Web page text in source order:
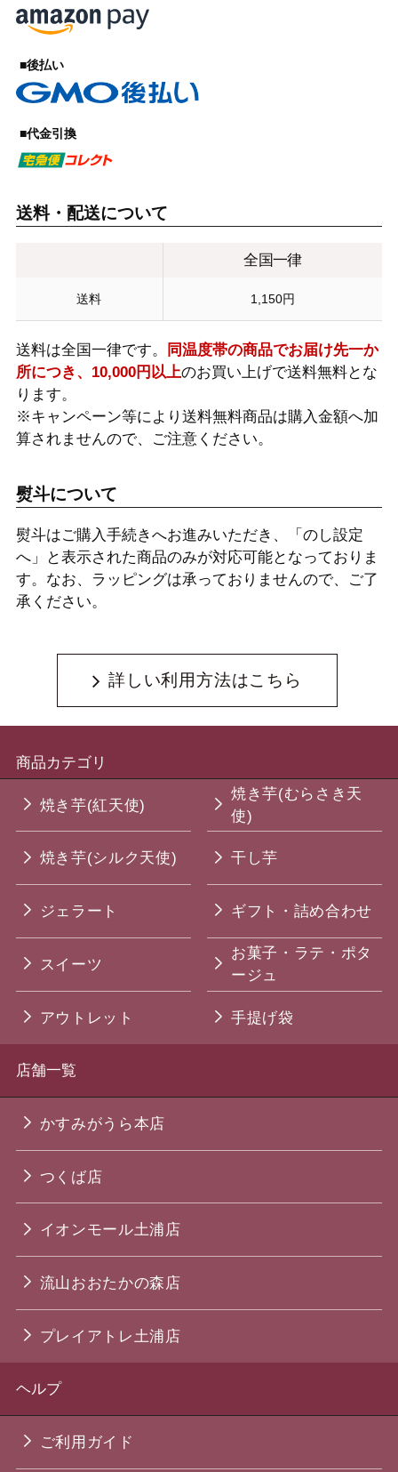
■後払い
■代金引換
送料・配送について
全国一律
送料 1,150円
送料は全国一律です。
同温度帯の商品でお届け先一か
所につき、10,000円以上のお買い上げで送料無料とな
ります。
※キャンペーン等により送料無料商品は購入金額へ加
算されませんので、ご注意ください。
熨斗について
熨斗はご購入手続きへお進みいただき、「のし設定
へ」と表示された商品のみが対応可能となっておりま
す。なお、ラッピングは承っておりませんので、ご了
承ください。
詳しい利用方法はこちら
商品カテゴリ
焼き芋(紅天使)
焼き芋(むらさき天
使)
焼き芋(シルク天使) 干し芋
ジェラート ギフト・詰め合わせ
スイーツ
お菓子・ラテ・ポタ
ージュ
アウトレット 手提げ袋
店舗一覧
かすみがうら本店
つくば店
イオンモール土浦店
流山おおたかの森店
プレイアトレ土浦店
ヘルプ
ご利用ガイド